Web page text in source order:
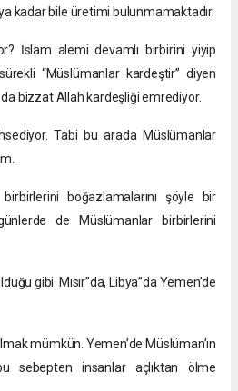
kadar bile üretimi bulunmamaktadır.
İslam alemi devamlı birbirini yiyip
“Müslümanlar kardeştir” diyen
da bizzat Allah kardeşliği emrediyor.
Tabi bu arada Müslümanlar
boğazlamalarını şöyle bir
de Müslümanlar birbirlerini
gibi. Mısır”da, Libya”da Yemen’de
mümkün. Yemen’de Müslüman’ın
sebepten insanlar açlıktan ölme